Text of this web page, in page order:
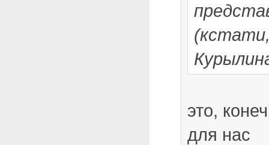
это,
для нас